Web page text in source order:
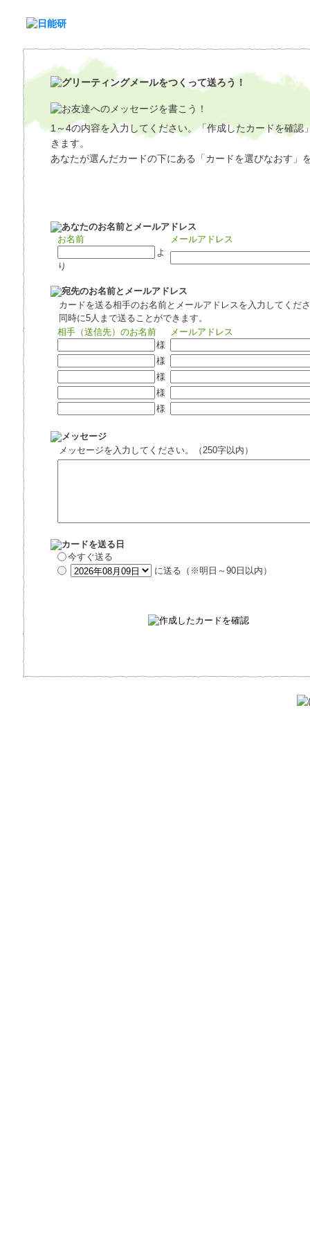
1～4の内容を入力してください。「作成したカードを確
きます。
あなたが選んだカードの下にある「カードを選びなおす」
お名前
メールアドレス
よ
り
カードを送る相手のお名前とメールアドレスを入力してくだ
同時に5人まで送ることができます。
相手（送信先）のお名前
メールアドレス
様
様
様
様
様
メッセージを入力してください。（250字以内）
今すぐ送る
に送る（※明日～90日以内）